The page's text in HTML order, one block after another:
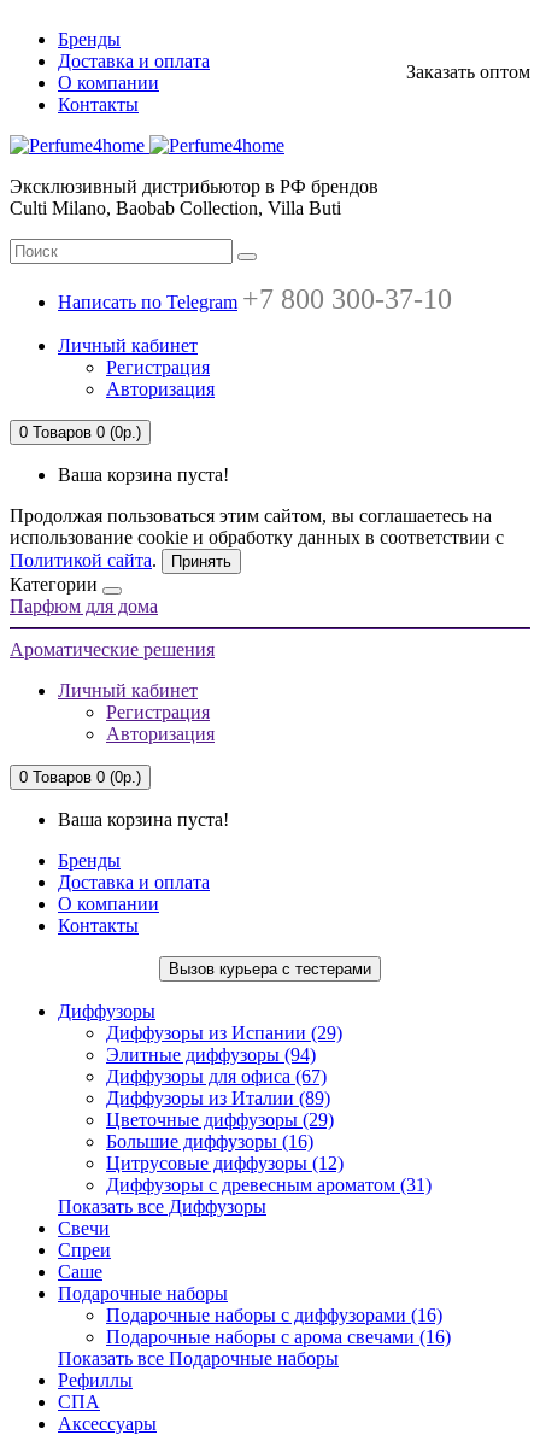
Бренды
Доставка и оплата
О компании
Контакты
Заказать оптом
Эксклюзивный дистрибьютор в РФ брендов
Culti Milano, Baobab Collection, Villa Buti
Написать по Telegram +7 800 300-37-10
Личный кабинет
Регистрация
Авторизация
0 Товаров 0 (0р.)
Ваша корзина пуста!
Продолжая пользоваться этим сайтом, вы соглашаетесь на
использование cookie и обработку данных в соответствии с
Политикой сайта. Принять
Категории
Парфюм для дома
Ароматические решения
Личный кабинет
Регистрация
Авторизация
0 Товаров 0 (0р.)
Ваша корзина пуста!
Бренды
Доставка и оплата
О компании
Контакты
Вызов курьера с тестерами
Диффузоры
Диффузоры из Испании (29)
Элитные диффузоры (94)
Диффузоры для офиса (67)
Диффузоры из Италии (89)
Цветочные диффузоры (29)
Большие диффузоры (16)
Цитрусовые диффузоры (12)
Диффузоры с древесным ароматом (31)
Показать все Диффузоры
Свечи
Спреи
Саше
Подарочные наборы
Подарочные наборы с диффузорами (16)
Подарочные наборы с арома свечами (16)
Показать все Подарочные наборы
Рефиллы
СПА
Аксессуары